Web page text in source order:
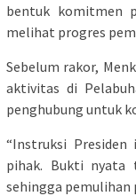
bentuk komitmen
melihat progres
Sebelum rakor,
aktivitas di
penghubung untuk
“Instruksi
pihak. Bukti nyata
sehingga